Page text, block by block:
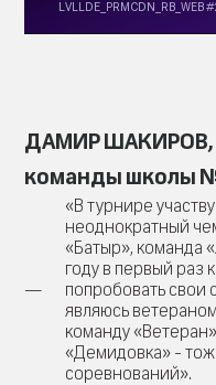
ДАМИР ШАКИРОВ,
команды школы
«В турнире
неоднократный
«Батыр», команда
году в первый раз
попробовать
являюсь
команду
«Демидовка» -
соревнований».